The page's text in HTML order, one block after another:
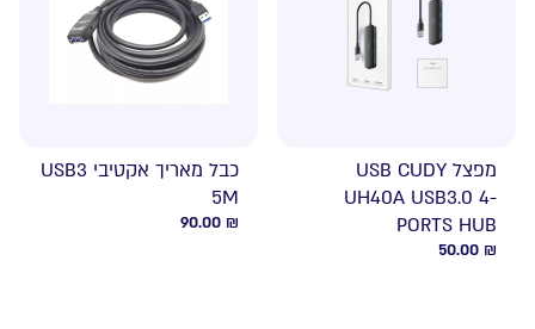
מפצל USB CUDY
UH40A USB3.0 4-
PORTS HUB
50.00 ₪
כבל מאריך אקטיבי USB3
5M
90.00 ₪